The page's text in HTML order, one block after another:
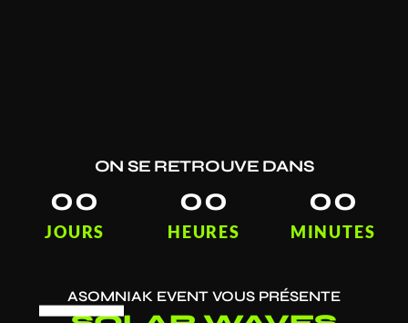
ON SE RETROUVE DANS
00
JOURS
00
HEURES
00
MINUTES
ASOMNIAK EVENT VOUS PRÉSENTE